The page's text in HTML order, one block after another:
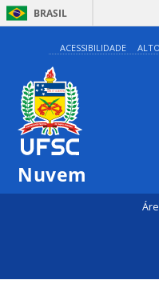
BRASIL
ACESSIBILIDADE
Nuvem